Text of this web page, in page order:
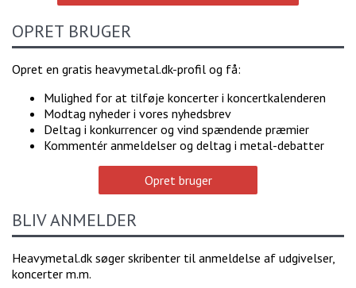
OPRET BRUGER
Opret en gratis heavymetal.dk-profil og få:
Mulighed for at tilføje koncerter i koncertkalenderen
Modtag nyheder i vores nyhedsbrev
Deltag i konkurrencer og vind spændende præmier
Kommentér anmeldelser og deltag i metal-debatter
Opret bruger
BLIV ANMELDER
Heavymetal.dk søger skribenter til anmeldelse af udgivelser,
koncerter m.m.